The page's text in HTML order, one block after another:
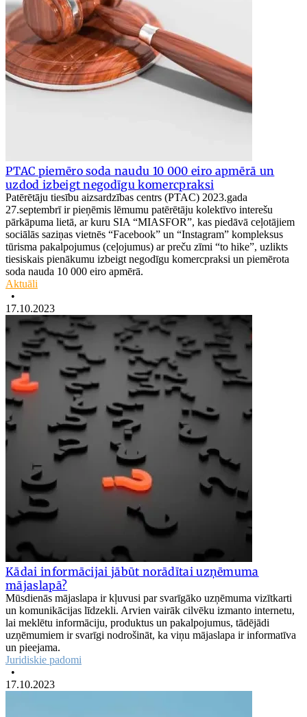
PTAC piemēro soda naudu 10 000 eiro apmērā un
uzdod izbeigt negodīgu komercpraksi
Patērētāju tiesību aizsardzības centrs (PTAC) 2023.gada
27.septembrī ir pieņēmis lēmumu patērētāju kolektīvo interešu
pārkāpuma lietā, ar kuru SIA “MIASFOR”, kas piedāvā ceļotājiem
sociālās saziņas vietnēs “Facebook” un “Instagram” kompleksus
tūrisma pakalpojumus (ceļojumus) ar preču zīmi “to hike”, uzlikts
tiesiskais pienākumu izbeigt negodīgu komercpraksi un piemērota
soda nauda 10 000 eiro apmērā.
Aktuāli
•
17.10.2023
Kādai informācijai jābūt norādītai uzņēmuma
mājaslapā?
Mūsdienās mājaslapa ir kļuvusi par svarīgāko uzņēmuma vizītkarti
un komunikācijas līdzekli. Arvien vairāk cilvēku izmanto internetu,
lai meklētu informāciju, produktus un pakalpojumus, tādējādi
uzņēmumiem ir svarīgi nodrošināt, ka viņu mājaslapa ir informatīva
un pieejama.
Juridiskie padomi
•
17.10.2023